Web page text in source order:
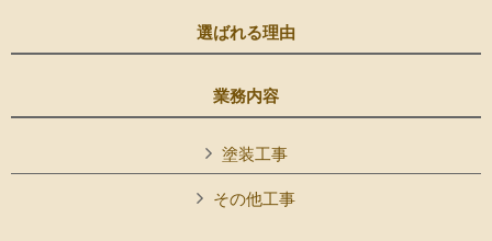
選ばれる理由
業務内容
塗装工事
その他工事